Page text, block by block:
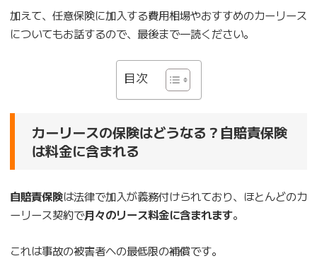
加えて、任意保険に加入する費用相場やおすすめのカーリース
についてもお話するので、最後まで一読ください。
目次
カーリースの保険はどうなる？自賠責保険
は料金に含まれる
自賠責保険は法律で加入が義務付けられており、ほとんどのカ
ーリース契約で月々のリース料金に含まれます。
これは事故の被害者への最低限の補償です。